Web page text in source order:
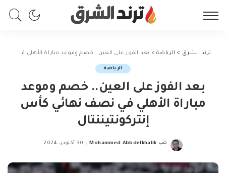
ترند الشرق > الرياضة> بعد الفوز على العين.. خصم وموعد مباراة الأهلي في نصف نهائي كأس إنتركونتيننتال
الرياضة
بعد الفوز على العين.. خصم وموعد
مباراة الأهلي في نصف نهائي كأس
إنتركونتيننتال
Posted
كتب Mohammed Abbdelkhalik 30 أكتوبر، 2024